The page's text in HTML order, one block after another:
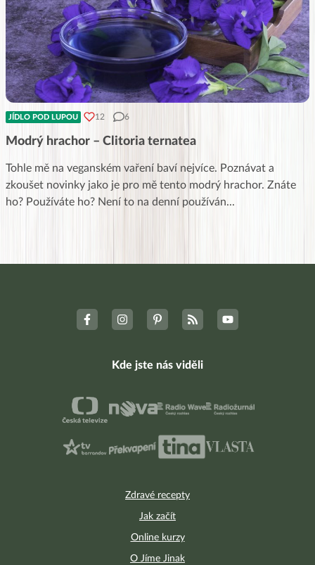
JÍDLO POD LUPOU 12 6
Modrý hrachor – Clitoria ternatea
Tohle mě na veganském vaření baví nejvíce. Poznávat a
zkoušet novinky jako je pro mě tento modrý hrachor. Znáte
ho? Používáte ho? Není to na denní používán...
Zdravé recepty
Jak začít
Online kurzy
O Jíme Jinak
Kde jste nás viděli